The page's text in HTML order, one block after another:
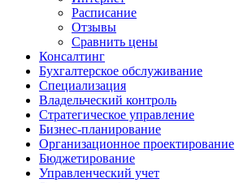
Расписание
Отзывы
Сравнить цены
Консалтинг
Бухгалтерское обслуживание
Специализация
Владельческий контроль
Стратегическое управление
Бизнес-планирование
Организационное проектирование
Бюджетирование
Управленческий учет